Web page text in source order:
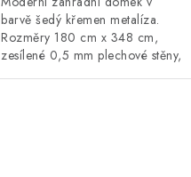
barvě šedý křemen metalíza.
Rozměry 180 cm x 348 cm,
zesílené 0,5 mm plechové stěny,